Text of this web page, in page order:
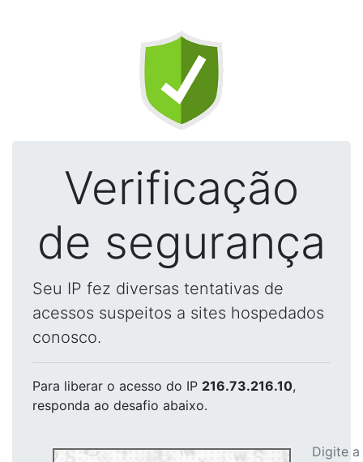
Verificação
de segurança
Seu IP fez diversas tentativas de
acessos suspeitos a sites hospedados
conosco.
Para liberar o acesso do IP 216.73.216.10,
responda ao desafio abaixo.
Digite